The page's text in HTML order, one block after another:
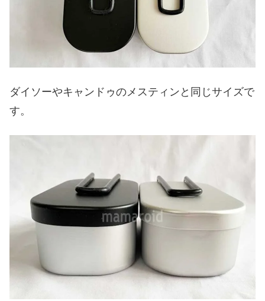
ダイソーやキャンドゥのメスティンと同じサイズで
す。